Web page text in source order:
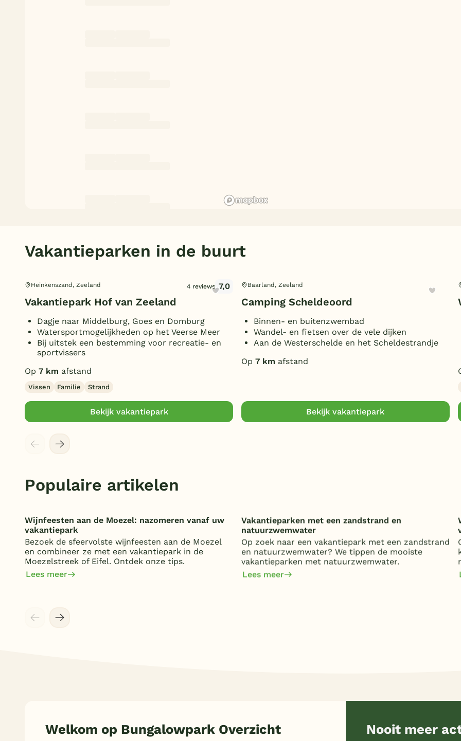
Vakantieparken in de buurt
Heinkenszand, Zeeland 4 reviews 7,0
Vakantiepark Hof van Zeeland
Dagje naar Middelburg, Goes en Domburg
Watersportmogelijkheden op het Veerse Meer
Bij uitstek een bestemming voor recreatie- en
sportvissers
Op 7 km afstand
Vissen Familie Strand
Bekijk vakantiepark
Baarland, Zeeland
Camping Scheldeoord
Binnen- en buitenzwembad
Wandel- en fietsen over de vele dijken
Aan de Westerschelde en het Scheldestrandje
Op 7 km afstand
Bekijk vakantiepark
Populaire artikelen
Wijnfeesten aan de Moezel: nazomeren vanaf uw
vakantiepark
Bezoek de sfeervolste wijnfeesten aan de Moezel
en combineer ze met een vakantiepark in de
Moezelstreek of Eifel. Ontdek onze tips.
Lees meer
Vakantieparken met een zandstrand en
natuurzwemwater
Op zoek naar een vakantiepark met een zandstrand
en natuurzwemwater? We tippen de mooiste
vakantieparken met natuurzwemwater.
Lees meer
Welkom op Bungalowpark Overzicht Nooit meer